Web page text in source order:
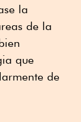
la
de la
que
de